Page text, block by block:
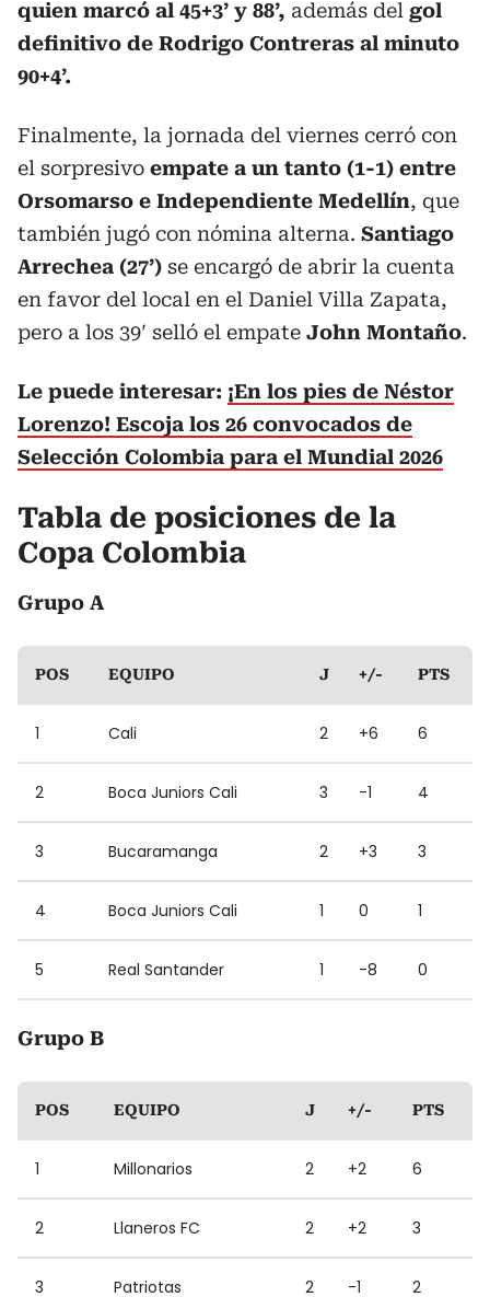
quien marcó al 45+3’ y 88’, además del gol
definitivo de Rodrigo Contreras al minuto
90+4’.
Finalmente, la jornada del viernes cerró con
el sorpresivo empate a un tanto (1-1) entre
Orsomarso e Independiente Medellín, que
también jugó con nómina alterna. Santiago
Arrechea (27’) se encargó de abrir la cuenta
en favor del local en el Daniel Villa Zapata,
pero a los 39′ selló el empate John Montaño.
Le puede interesar: ¡En los pies de Néstor
Lorenzo! Escoja los 26 convocados de
Selección Colombia para el Mundial 2026
Tabla de posiciones de la
Copa Colombia
Grupo A
POS EQUIPO J +/- PTS
1 Cali 2 +6 6
2 Boca Juniors Cali 3 -1 4
3 Bucaramanga 2 +3 3
4 Boca Juniors Cali 1 0 1
5 Real Santander 1 -8 0
Grupo B
POS EQUIPO J +/- PTS
1 Millonarios 2 +2 6
2 Llaneros FC 2 +2 3
3 Patriotas 2 -1 2